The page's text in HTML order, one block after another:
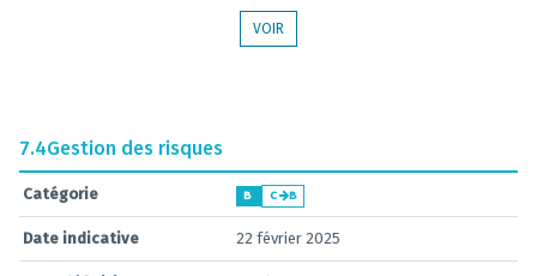
VOIR
7.4Gestion des risques
Catégorie B C B
Date indicative 22 février 2025